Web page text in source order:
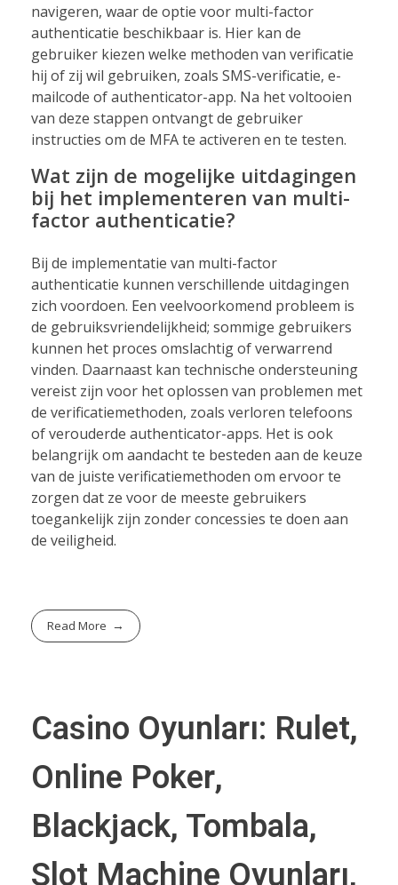
navigeren, waar de optie voor multi-factor
authenticatie beschikbaar is. Hier kan de
gebruiker kiezen welke methoden van verificatie
hij of zij wil gebruiken, zoals SMS-verificatie, e-
mailcode of authenticator-app. Na het voltooien
van deze stappen ontvangt de gebruiker
instructies om de MFA te activeren en te testen.
Wat zijn de mogelijke uitdagingen
bij het implementeren van multi-
factor authenticatie?
Bij de implementatie van multi-factor
authenticatie kunnen verschillende uitdagingen
zich voordoen. Een veelvoorkomend probleem is
de gebruiksvriendelijkheid; sommige gebruikers
kunnen het proces omslachtig of verwarrend
vinden. Daarnaast kan technische ondersteuning
vereist zijn voor het oplossen van problemen met
de verificatiemethoden, zoals verloren telefoons
of verouderde authenticator-apps. Het is ook
belangrijk om aandacht te besteden aan de keuze
van de juiste verificatiemethoden om ervoor te
zorgen dat ze voor de meeste gebruikers
toegankelijk zijn zonder concessies te doen aan
de veiligheid.
Read More
Casino Oyunları: Rulet,
Online Poker,
Blackjack, Tombala,
Slot Machine Oyunları,